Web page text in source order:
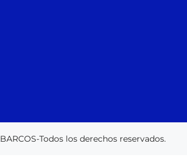
Todos los derechos reservados.